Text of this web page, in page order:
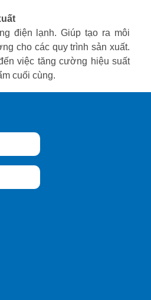
điện lạnh. Giúp tạo ra môi
cho các quy trình sản xuất.
việc tăng cường hiệu suất
cuối cùng.